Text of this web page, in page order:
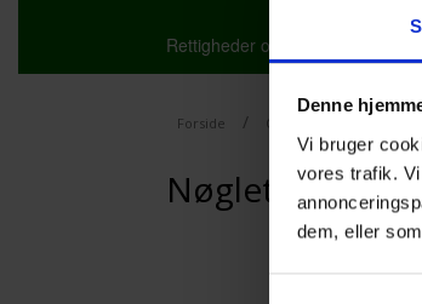
Denne
Vi bruger
vores trafik.
dem, eller
Rettigheder og pligter
Forside / Om skolen
Nøgletal